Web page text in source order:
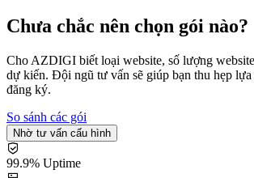
Chưa chắc nên chọn gói nào?
Cho AZDIGI biết loại website, số lượng
dự kiến. Đội ngũ tư vấn sẽ giúp bạn thu hẹp
đăng ký.
So sánh các gói
Nhờ tư vấn cấu hình
99.9% Uptime